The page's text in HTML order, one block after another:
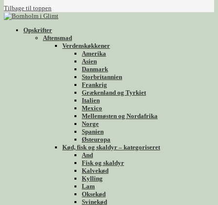
Tilbage til toppen
Opskrifter
Aftensmad
Verdenskøkkener
Amerika
Asien
Danmark
Storbritannien
Frankrig
Grækenland og Tyrkiet
Italien
Mexico
Mellemøsten og Nordafrika
Norge
Spanien
Østeuropa
Kød, fisk og skaldyr – kategoriseret
And
Fisk og skaldyr
Kalvekød
Kylling
Lam
Oksekød
Svinekød